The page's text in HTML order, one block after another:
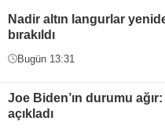
Nadir altın langurlar
bırakıldı
Bugün 13:31
Joe Biden’ın durumu ağır:
açıkladı